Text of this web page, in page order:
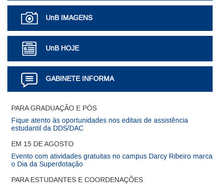
UnB IMAGENS
UnB HOJE
GABINETE INFORMA
Mais Notícias
PARA GRADUAÇÃO E PÓS
Fique atento às oportunidades nos editais de assistência
estudantil da DDS/DAC
EM 15 DE AGOSTO
Evento com atividades gratuitas no campus Darcy Ribeiro marca
o Dia da Superdotação
PARA ESTUDANTES E COORDENAÇÕES